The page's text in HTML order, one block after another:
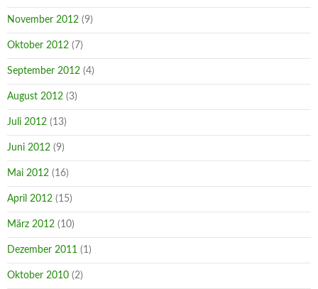
November 2012 (9)
Oktober 2012 (7)
September 2012 (4)
August 2012 (3)
Juli 2012 (13)
Juni 2012 (9)
Mai 2012 (16)
April 2012 (15)
März 2012 (10)
Dezember 2011 (1)
Oktober 2010 (2)